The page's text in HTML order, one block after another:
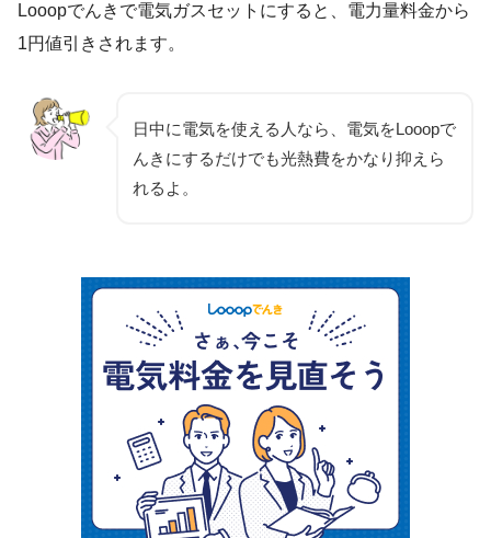
Looopでんきで電気ガスセットにすると、電力量料金から
1円値引きされます。
日中に電気を使える人なら、電気をLooopで
んきにするだけでも光熱費をかなり抑えら
れるよ。